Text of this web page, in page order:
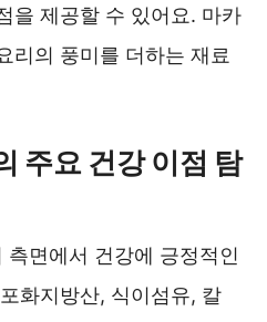
을 제공할 수 있어요. 마카
리의 풍미를 더하는 재료
주요 건강 이점 탐
면에서 건강에 긍정적인
화지방산, 식이섬유, 칼